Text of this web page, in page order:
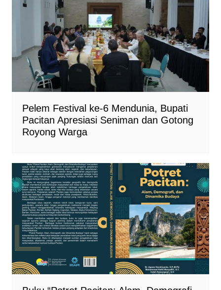
Pelem Festival ke-6 Mendunia, Bupati
Pacitan Apresiasi Seniman dan Gotong
Royong Warga